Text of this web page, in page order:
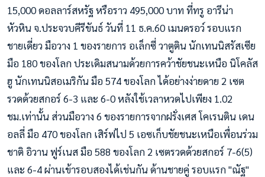
15,000 ดอลลาร์สหรัฐ หรือราว 495,000 บาท ที่ทรู อารีน่า
หัวหิน จ.ประจวบคีรีขันธ์ วันที่ 11 ธ.ค.60 เมนดรอว์ รอบแรก
ชายเดี่ยว มือวาง 1 ของรายการ อเล็กซี่ วาตูติน นักเทนนิสรัสเซีย
มือ 180 ของโลก ประเดิมสนามด้วยการคว้าชัยชนะเหนือ นิโคลัส
ฮู นักเทนนิสอเมริกัน มือ 574 ของโลก ได้อย่างง่ายดาย 2 เซต
รวดด้วยสกอร์ 6-3 และ 6-0 หลังใช้เวลาหวดไปเพียง 1.02
ชม.เท่านั้น ส่วนมือวาง 6 ของรายการจากฝรั่งเศส โคเรนติน เดน
อลลี่ มือ 470 ของโลก เสิร์ฟไป 5 เอซเก็บชัยชนะเหนือเพื่อนร่วม
ชาติ อิวาน ฟูร์เนส มือ 588 ของโลก 2 เซตรวดด้วยสกอร์ 7-6(5)
และ 6-4 ผ่านเข้ารอบสองได้เช่นกัน ด้านชายคู่ รอบแรก "ณัฐ"